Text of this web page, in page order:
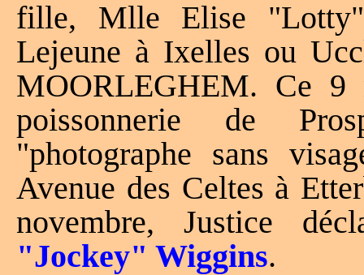
fille, Mlle Elise
Lejeune à Ixelles ou
MOORLEGHEM. Ce
poissonnerie de
"photographe sans
Avenue des Celtes à
novembre, Justice
"Jockey" Wiggins.